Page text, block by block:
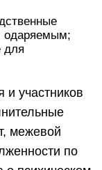
одаряемым;
для
и участников
межевой
по